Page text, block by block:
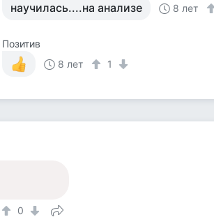
научилась....на анализе 8 лет
Позитив
8 лет
1
0